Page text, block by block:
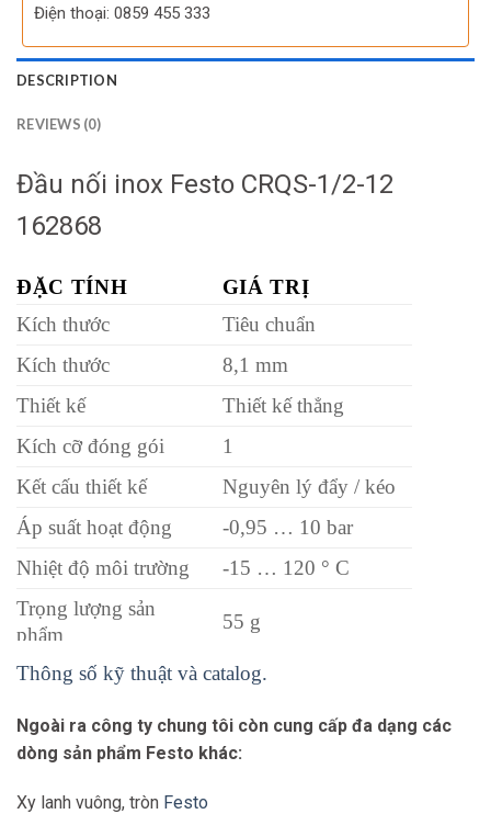
Điện thoại: 0859 455 333
DESCRIPTION
REVIEWS (0)
Đầu nối inox Festo CRQS-1/2-12
162868
ĐẶC TÍNH
GIÁ TRỊ
Kích thước
Tiêu chuẩn
Kích thước
8,1 mm
Thiết kế
Thiết kế thẳng
Kích cỡ đóng gói
1
Kết cấu thiết kế
Nguyên lý đẩy / kéo
Áp suất hoạt động
-0,95 … 10 bar
Nhiệt độ môi trường
-15 … 120 ° C
Trọng lượng sản
phẩm
55 g
Dây có thể sử dụng
PFAN
Kết nối khí nén, cổng
2
Đối với ống ngoài
đường kính 12 mm
ống
Thông số kỹ thuật và catalog.
Ngoài ra công ty chung tôi còn cung cấp đa dạng các
dòng sản phẩm Festo khác:
Xy lanh vuông, tròn Festo